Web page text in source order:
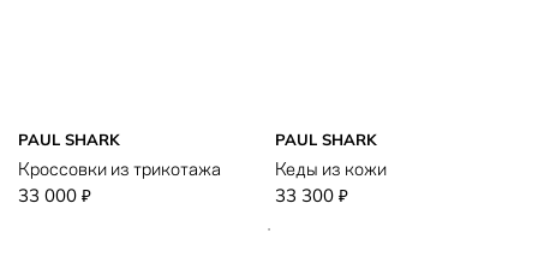
PAUL SHARK
Кроссовки из трикотажа
33 000 ₽
PAUL SHARK
Кеды из кожи
33 300 ₽